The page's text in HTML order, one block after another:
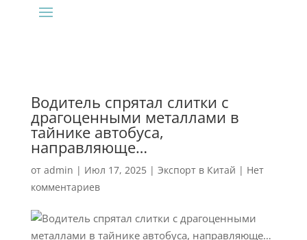
Водитель спрятал слитки с
драгоценными металлами в
тайнике автобуса,
направляюще…
от admin | Июл 17, 2025| Экспорт в Китай | Нет
комментариев